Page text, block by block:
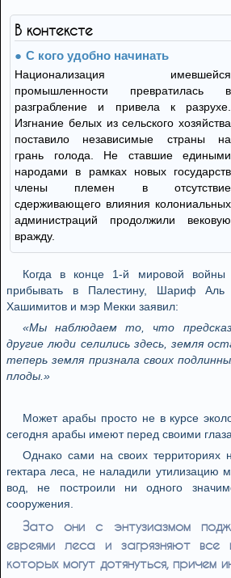
В контексте
С кого удобно начинать
Национализация имевшейся
промышленности превратилась в
разграбление и привела к разрухе.
Изгнание белых из сельского хозяйства
поставило независимые страны на
грань голода. Не ставшие едиными
народами в рамках новых государств
члены племен в отсутствие
сдерживающего влияния колониальных
администраций продолжили вековую
вражду.
Когда в конце 1-й мировой войны
прибывать в Палестину, Шариф Аль
Хашимитов и мэр Мекки заявил:
«Мы наблюдаем то, что
другие люди селились здесь, земля
теперь земля признала своих
плоды.»
Может арабы просто не в курсе
сегодня арабы имеют перед своими
Однако сами на своих территориях
гектара леса, не наладили утилизацию
вод, не построили ни одного
сооружения.
Зато они с энтузиазмом
евреями леса и загрязняют все
которых могут дотянуться, причем